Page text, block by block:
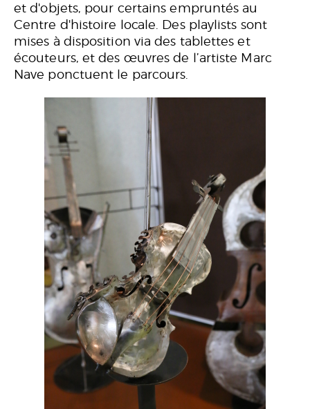
et d'objets, pour certains empruntés au
Centre d'histoire locale. Des playlists sont
mises à disposition via des tablettes et
écouteurs, et des œuvres de l’artiste Marc
Nave ponctuent le parcours.